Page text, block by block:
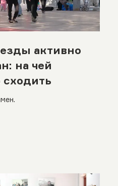
активно
на чей